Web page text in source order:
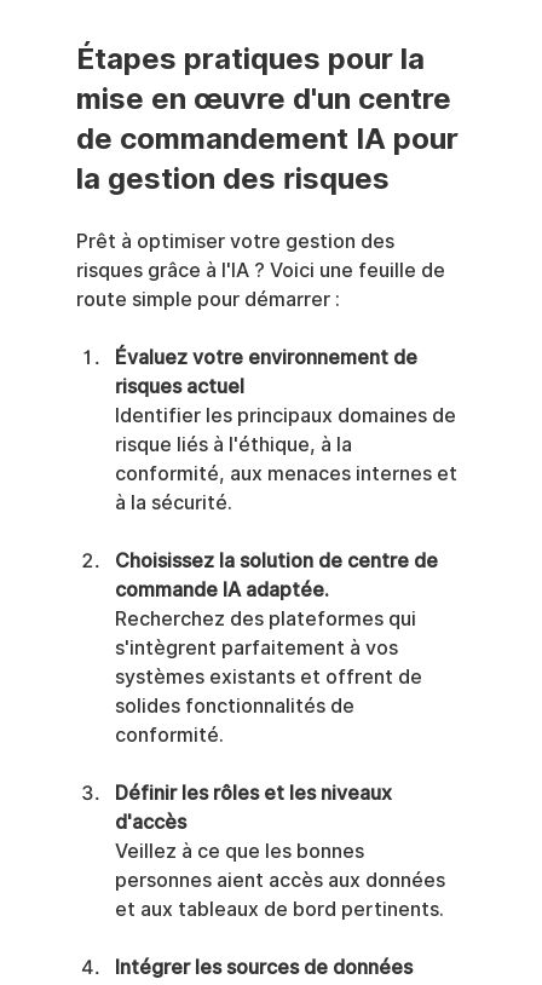
Étapes pratiques pour la
mise en œuvre d'un centre
de commandement IA pour
la gestion des risques
Prêt à optimiser votre gestion des
risques grâce à l'IA ? Voici une feuille de
route simple pour démarrer :
Évaluez votre environnement de
risques actuel
Identifier les principaux domaines de
risque liés à l'éthique, à la
conformité, aux menaces internes et
à la sécurité.
Choisissez la solution de centre de
commande IA adaptée.
Recherchez des plateformes qui
s'intègrent parfaitement à vos
systèmes existants et offrent de
solides fonctionnalités de
conformité.
Définir les rôles et les niveaux
d'accès
Veillez à ce que les bonnes
personnes aient accès aux données
et aux tableaux de bord pertinents.
Intégrer les sources de données